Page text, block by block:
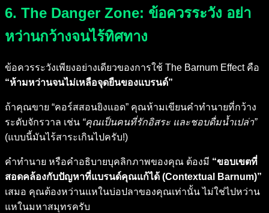
6. The Danger Zone: ข้อควรระวัง อย่า
หว่านกว้างจนไร้ทิศทาง
ข้อควรระวังเพียงอย่างเดียวของการใช้ The Barnum Effect คือ
“ห้ามหว่านจนไม่เหลือจุดยืนของแบรนด์”
ถ้าคุณขาย “คอร์สสอนยิงแอด” คุณห้ามเขียนคำทำนายที่กว้าง
ระดับจักรวาล เช่น “คุณเป็นคนที่รักอิสระ และชอบดื่มน้ำเปล่า”
(แบบนี้มันไร้สาระเกินไปครับ!)
คำทำนาย หรือคำอธิบายบุคลิกภาพของคุณ ต้องมี “ขอบเขตที่
สอดคล้องกับปัญหาที่แบรนด์คุณแก้ได้ (Contextual Barnum)”
เสมอ คุณต้องหว่านแหในบ่อปลาของคุณเท่านั้น ไม่ใช่ไปหว่าน
แหในมหาสมุทรครับ